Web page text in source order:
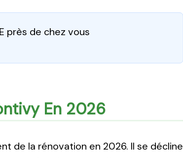
près de chez vous
En 2026
de la rénovation en 2026. Il se décline